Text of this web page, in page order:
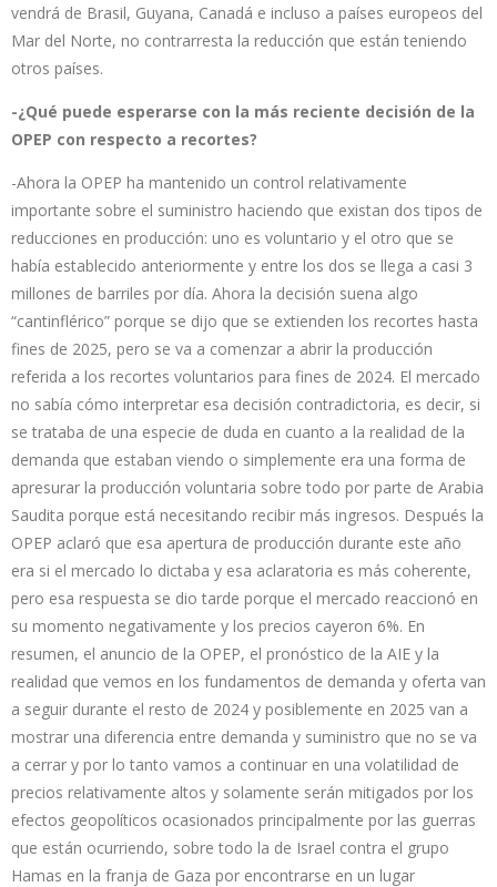
vendrá de Brasil, Guyana, Canadá e incluso a países europeos del
Mar del Norte, no contrarresta la reducción que están teniendo
otros países.
-¿Qué puede esperarse con la más reciente decisión de la
OPEP con respecto a recortes?
-Ahora la OPEP ha mantenido un control relativamente
importante sobre el suministro haciendo que existan dos tipos de
reducciones en producción: uno es voluntario y el otro que se
había establecido anteriormente y entre los dos se llega a casi 3
millones de barriles por día. Ahora la decisión suena algo
“cantinflérico” porque se dijo que se extienden los recortes hasta
fines de 2025, pero se va a comenzar a abrir la producción
referida a los recortes voluntarios para fines de 2024. El mercado
no sabía cómo interpretar esa decisión contradictoria, es decir, si
se trataba de una especie de duda en cuanto a la realidad de la
demanda que estaban viendo o simplemente era una forma de
apresurar la producción voluntaria sobre todo por parte de Arabia
Saudita porque está necesitando recibir más ingresos. Después la
OPEP aclaró que esa apertura de producción durante este año
era si el mercado lo dictaba y esa aclaratoria es más coherente,
pero esa respuesta se dio tarde porque el mercado reaccionó en
su momento negativamente y los precios cayeron 6%. En
resumen, el anuncio de la OPEP, el pronóstico de la AIE y la
realidad que vemos en los fundamentos de demanda y oferta van
a seguir durante el resto de 2024 y posiblemente en 2025 van a
mostrar una diferencia entre demanda y suministro que no se va
a cerrar y por lo tanto vamos a continuar en una volatilidad de
precios relativamente altos y solamente serán mitigados por los
efectos geopolíticos ocasionados principalmente por las guerras
que están ocurriendo, sobre todo la de Israel contra el grupo
Hamas en la franja de Gaza por encontrarse en un lugar